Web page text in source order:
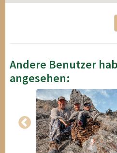
Andere Benutzer
angesehen: